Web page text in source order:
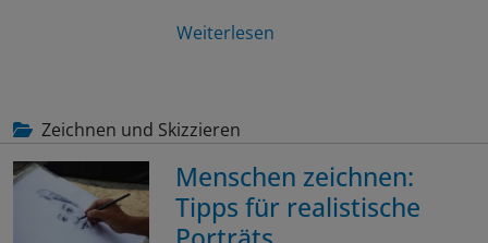
Weiterlesen
Zeichnen und Skizzieren
Menschen zeichnen:
Tipps für realistische